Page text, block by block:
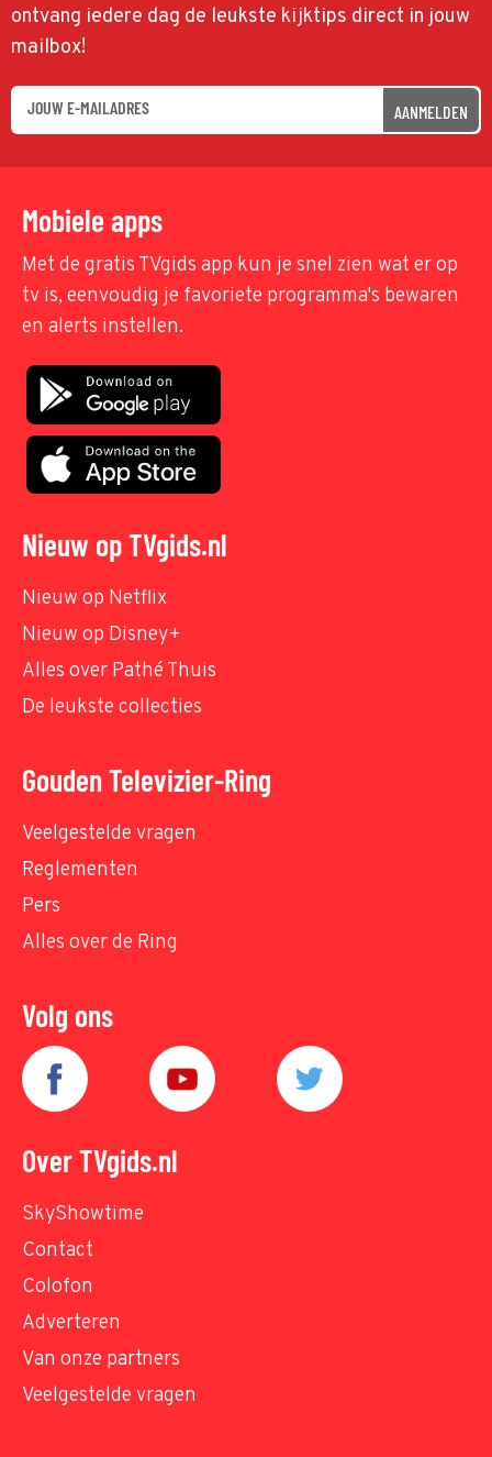
ontvang iedere dag de leukste kijktips direct in jouw
mailbox!
AANMELDEN
Mobiele apps
Met de gratis TVgids app kun je snel zien wat er op
tv is, eenvoudig je favoriete programma's bewaren
en alerts instellen.
Nieuw op TVgids.nl
Nieuw op Netflix
Nieuw op Disney+
Alles over Pathé Thuis
De leukste collecties
Gouden Televizier-Ring
Veelgestelde vragen
Reglementen
Pers
Alles over de Ring
Volg ons
Over TVgids.nl
SkyShowtime
Contact
Colofon
Adverteren
Van onze partners
Veelgestelde vragen